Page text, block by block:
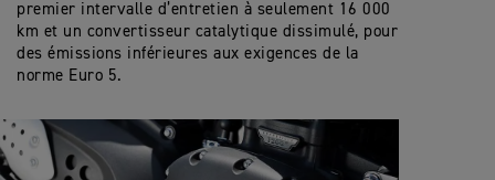
premier intervalle d’entretien à seulement 16 000
km et un convertisseur catalytique dissimulé, pour
des émissions inférieures aux exigences de la
norme Euro 5.